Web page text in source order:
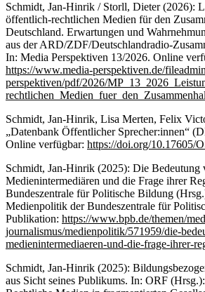
Schmidt, Jan-Hinrik / Storll, Dieter (2026):
öffentlich-rechtlichen Medien für den
Deutschland. Erwartungen und
aus der ARD/ZDF/Deutschlandradio-
In: Media Perspektiven 13/2026. Online
https://www.media-perspektiven.de/
perspektiven/pdf/2026/
Schmidt, Jan-Hinrik, Lisa Merten, Felix
„Datenbank Öffentlicher Sprecher:innen“
Online verfügbar: https://doi.org/10.17605/
Schmidt, Jan-Hinrik (2025): Die Bedeutung
Medienintermediären und die Frage ihrer
Bundeszentrale für Politische Bildung
Medienpolitik der Bundeszentrale für
Publikation: https://www.bpb.de/themen/
journalismus/medienpolitik/571959/die-
medienintermediaeren-und-die-frage-ihrer-
Schmidt, Jan-Hinrik (2025):
aus Sicht seines Publikums. In: ORF